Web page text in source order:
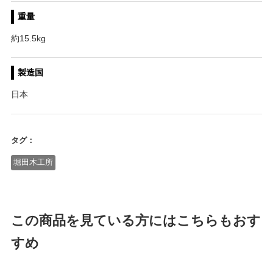
重量
約15.5kg
製造国
日本
タグ：
堀田木工所
この商品を見ている方にはこちらもおす
すめ